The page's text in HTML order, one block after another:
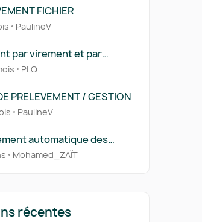
FICHIER
PaulineV
par virement et par
PLQ
PRELEVEMENT / GESTION
PaulineV
automatique des
avec GoCardless
Mohamed_ZAÏT
récentes